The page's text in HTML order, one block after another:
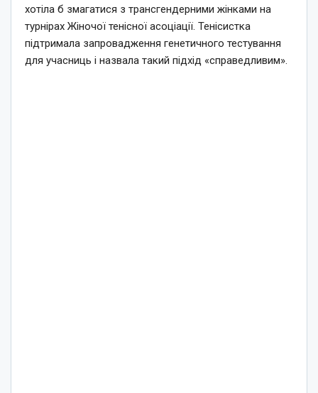
хотіла б змагатися з трансгендерними жінками на
турнірах Жіночої тенісної асоціації. Тенісистка
підтримала запровадження генетичного тестування
для учасниць і назвала такий підхід «справедливим».